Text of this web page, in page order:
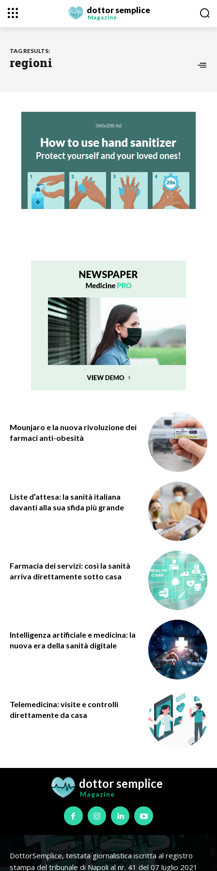
dottor semplice
Magazine
TAG RESULTS:
regioni
Mounjaro e la nuova rivoluzione dei
farmaci anti-obesità
Liste d’attesa: la sanità italiana
davanti alla sua sfida più grande
Farmacia dei servizi: così la sanità
arriva direttamente sotto casa
Intelligenza artificiale e medicina: la
nuova era della sanità digitale
Telemedicina: visite e controlli
direttamente da casa
dottor semplice
Magazine
DottorSemplice, testata giornalistica iscritta al registro
stampa del tribunale di Napoli al nr. 41 del 07 luglio 2021